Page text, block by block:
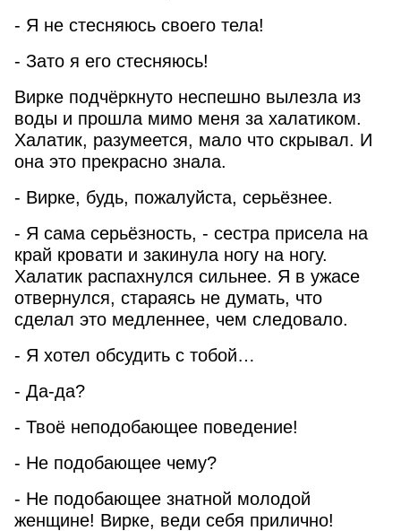
- Я не стесняюсь своего тела!
- Зато я его стесняюсь!
Вирке подчёркнуто неспешно вылезла из
воды и прошла мимо меня за халатиком.
Халатик, разумеется, мало что скрывал. И
она это прекрасно знала.
- Вирке, будь, пожалуйста, серьёзнее.
- Я сама серьёзность, - сестра присела на
край кровати и закинула ногу на ногу.
Халатик распахнулся сильнее. Я в ужасе
отвернулся, стараясь не думать, что
сделал это медленнее, чем следовало.
- Я хотел обсудить с тобой…
- Да-да?
- Твоё неподобающее поведение!
- Не подобающее чему?
- Не подобающее знатной молодой
женщине! Вирке, веди себя прилично!